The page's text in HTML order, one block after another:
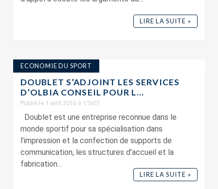
LIRE LA SUITE »
ECONOMIE DU SPORT
DOUBLET S’ADJOINT LES SERVICES
D’OLBIA CONSEIL POUR L...
Publié le 1 avril 2016 à 11h07
Doublet est une entreprise reconnue dans le
monde sportif pour sa spécialisation dans
l’impression et la confection de supports de
communication, les structures d’accueil et la
fabrication...
LIRE LA SUITE »